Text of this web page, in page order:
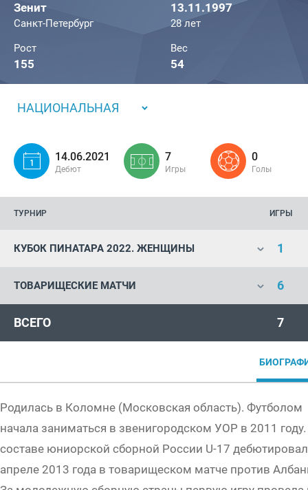
Зенит
Санкт-Петербург
13.11.1997
28 лет
Рост
155
Вес
54
НАЦИОНАЛЬНАЯ
14.06.2021
Дебют
7
Игры
0
Голы
ТУРНИР ИГРЫ
КУБОК ПИНАТАРА 2022. ЖЕНЩИНЫ 1
ТОВАРИЩЕСКИЕ МАТЧИ 6
ВСЕГО 7
Родилась в Коломне (Московская область). Футболом
начала заниматься в звенигородском УОР в 2011
составе юниорской сборной России U-17
апреле 2013 года в товарищеском матче против